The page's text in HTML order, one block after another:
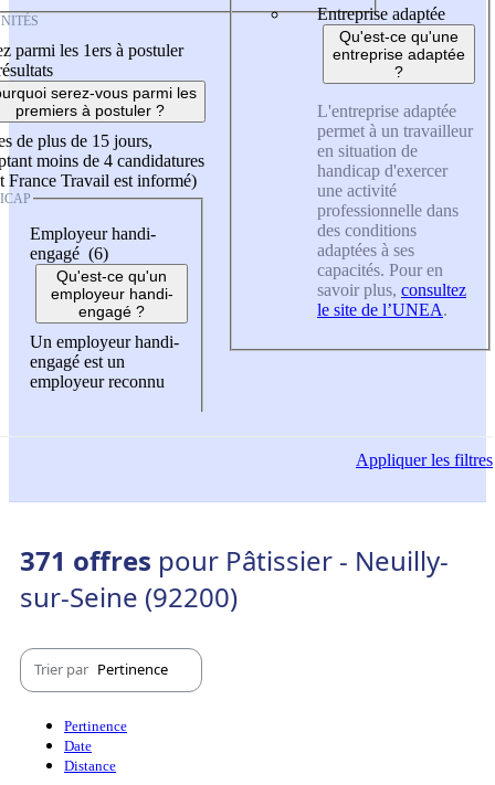
parmi les 1ers à postuler
serez-vous parmi les
premiers à postuler ?
de plus de 15 jours,
moins de 4 candidatures
France Travail est informé)
Employeur handi-
engagé (6)
Qu'est-ce qu'un
employeur handi-
engagé ?
Un employeur handi-
engagé est un
employeur reconnu
Entreprise adaptée
Qu'est-ce qu'une
entreprise adaptée
?
L'entreprise adaptée
permet à un travailleur
en situation de
handicap d'exercer
une activité
professionnelle dans
des conditions
adaptées à ses
capacités. Pour en
savoir plus, consultez
le site de l’UNEA.
Appliquerles filtres
371 offres pour Pâtissier - Neuilly-
sur-Seine (92200)
Trier par Pertinence
Pertinence
Date
Distance